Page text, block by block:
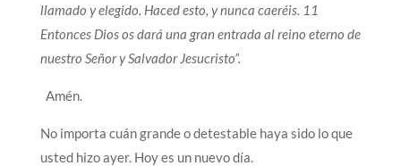
llamado y elegido. Haced esto, y nunca caeréis. 11
Entonces Dios os dará una gran entrada al reino eterno de
nuestro Señor y Salvador Jesucristo”.
Amén.
No importa cuán grande o detestable haya sido lo que
usted hizo ayer. Hoy es un nuevo día.